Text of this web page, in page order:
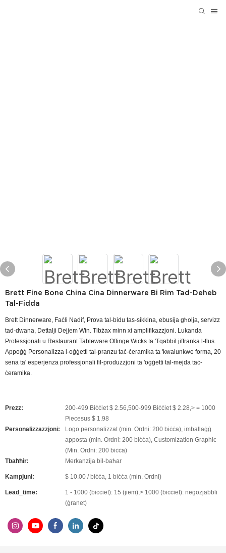
Brett Fine Bone China Cina Dinnerware Bi Rim Tad-Deheb
Tal-Fidda
Brett Dinnerware, Faċli Nadif, Prova tal-bidu tas-sikkina, ebusija għolja, servizz
tad-dwana, Dettalji Dejjem Win. Tibżax minn xi amplifikazzjoni. Lukanda
Professjonali u Restaurant Tableware Oftinge Wicks ta 'Tqabbil jiffranka l-flus.
Appoġġ Personalizza l-oġġetti tal-pranzu taċ-ċeramika ta 'kwalunkwe forma, 20
sena ta' esperjenza professjonali fil-produzzjoni ta 'oġġetti tal-mejda taċ-
ċeramika.
Prezz:
200-499 Biċċiet $ 2.56,500-999 Biċċiet $ 2.28,> = 1000
Piecesus $ 1.98
Personalizzazzjoni:
Logo personalizzat (min. Ordni: 200 biċċa), imballaġġ
apposta (min. Ordni: 200 biċċa), Customization Graphic
(Min. Ordni: 200 biċċa)
Tbaħħir:
Merkanzija bil-baħar
Kampjuni: $ 10.00 / biċċa, 1 biċċa (min. Ordni)
Lead_time:
1 - 1000 (biċċiet): 15 (jiem),> 1000 (biċċiet): negozjabbli
(ġranet)